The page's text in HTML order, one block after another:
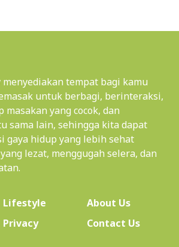
tempat bagi kamu
untuk berbagi, berinteraksi,
masakan yang cocok, dan
sama lain, sehingga kita dapat
gaya hidup yang lebih sehat
lezat, menggugah selera, dan
Lifestyle About Us(current)
Privacy
Contact Us